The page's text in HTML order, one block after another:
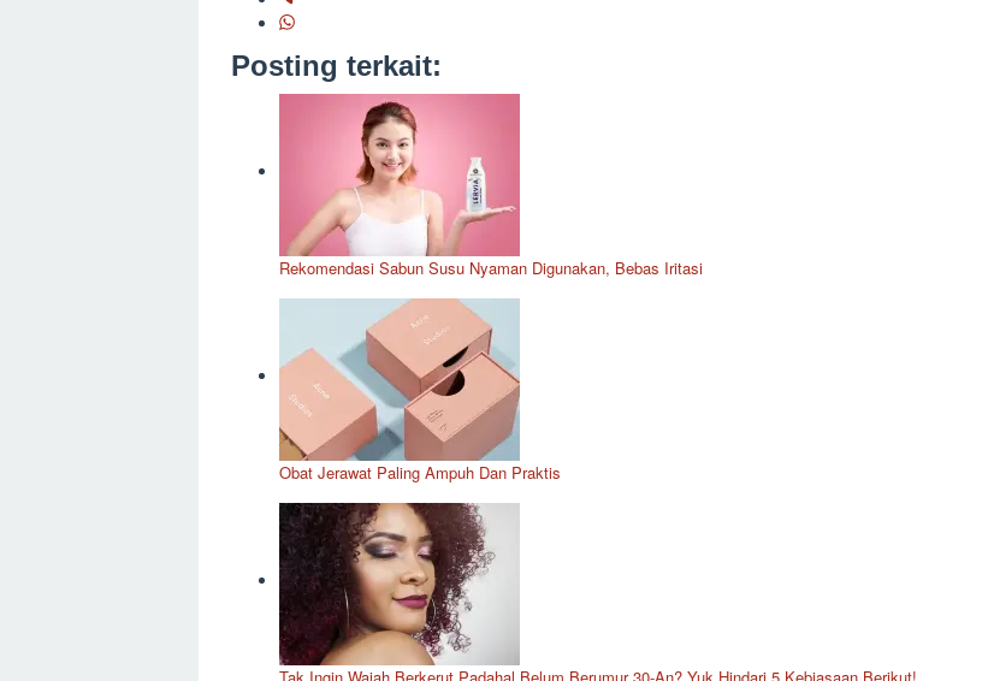
Posting terkait:
Rekomendasi Sabun Susu Nyaman Digunakan, Bebas Iritasi
Obat Jerawat Paling Ampuh Dan Praktis
Tak Ingin Wajah Berkerut Padahal Belum Berumur 30-An? Yuk Hindari 5 Kebiasaan Berikut!